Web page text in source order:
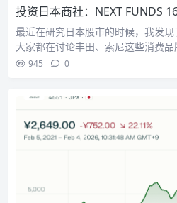
投资日本商社：NEXT FUNDS
最近在研究日本股市的时候，我发
大家都在讨论丰田、索尼这些消费
945 0